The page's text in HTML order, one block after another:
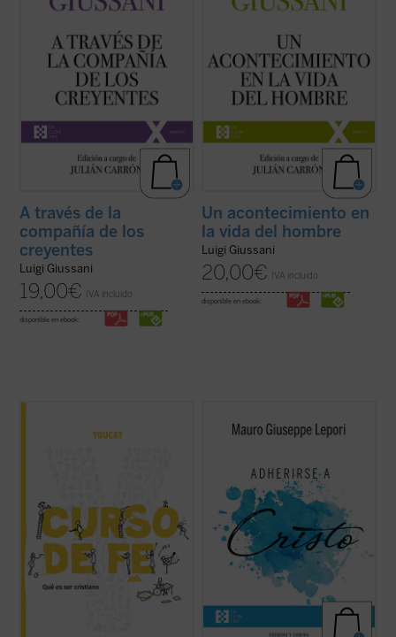
de la Fraternidad de Comunión y Liberación
A través de la
compañía de los
creyentes
Luigi Giussani
19,00€ IVA incluido
disponible en ebook:
Fraternidad de Comunión y Liberación
Un acontecimiento en
la vida del hombre
Luigi Giussani
20,00€ IVA incluido
disponible en ebook:
capítulos e invita a reflexionar y dialogar
y caminarecoge un nuevo ciclo de
meditaciones que, siguiendo el estilo
sobre si Jesucristo es la alegría de ...